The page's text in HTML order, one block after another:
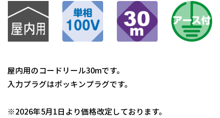
屋内用のコードリール30mです。
入力プラグはポッキンプラグです。
※2026年5月1日より価格改定しております。